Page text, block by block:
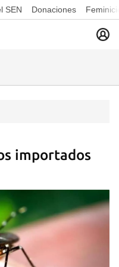
SEN Donaciones
importados